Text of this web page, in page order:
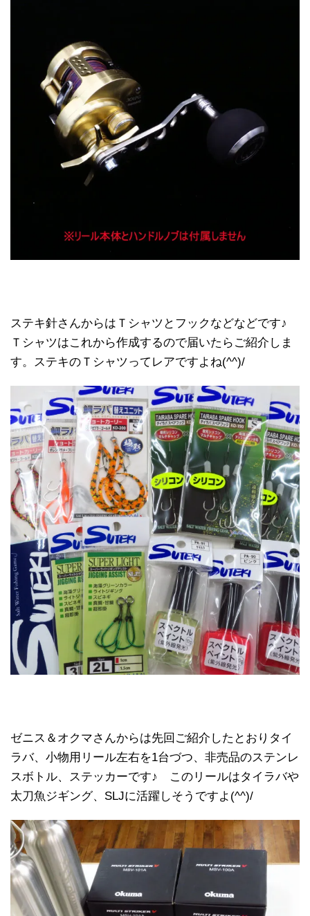
ステキ針さんからはＴシャツとフックなどなどです♪
Ｔシャツはこれから作成するので届いたらご紹介しま
す。ステキのＴシャツってレアですよね(^^)/
ゼニス＆オクマさんからは先回ご紹介したとおりタイ
ラバ、小物用リール左右を1台づつ、非売品のステンレ
スボトル、ステッカーです♪ このリールはタイラバや
太刀魚ジギング、SLJに活躍しそうですよ(^^)/